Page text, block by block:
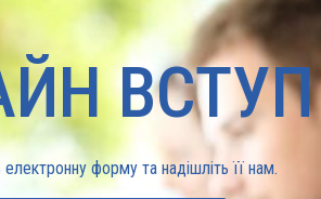
ВСТУП
електронну форму та надішліть її нам.